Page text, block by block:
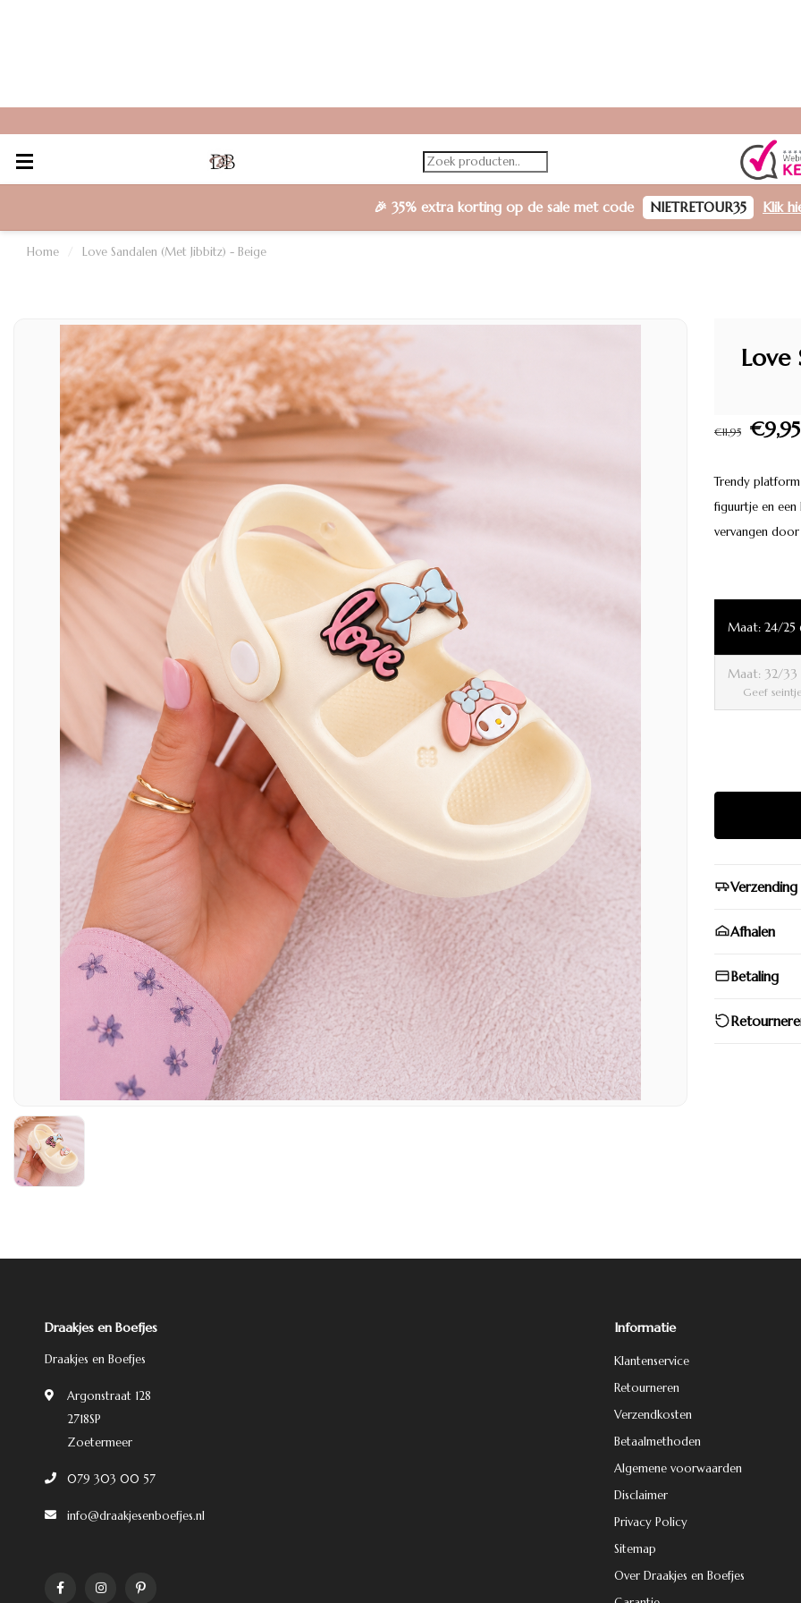
🎉 35% extra korting op de sale met code NIETRETOUR35 Klik
Home / Love Sandalen (Met Jibbitz) - Beige
Love
€11,95 €9,95
Trendy
figuurtje en een
vervangen
Maat: 24/25
Maat: 32/33
Geef
Verzending
Afhalen
Betaling
Draakjes en Boefjes
Draakjes en Boefjes
Argonstraat 128
2718SP
Zoetermeer
079 303 00 57
info@draakjesenboefjes.nl
Informatie
Klantenservice
Retourneren
Verzendkosten
Betaalmethoden
Algemene voorwaarden
Disclaimer
Privacy Policy
Sitemap
Over Draakjes en Boefjes